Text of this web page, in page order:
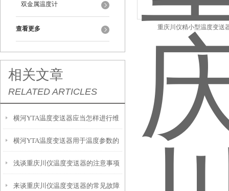
双金属温度计
查看更多
相关文章
RELATED ARTICLES
横河YTA温度变送器应当怎样进行维
护和保养？
横河YTA温度变送器用于温度参数的
测量和控制
浅谈重庆川仪温度变送器的注意事项
与特点
来谈重庆川仪温度变送器的常见故障
重庆川仪精小型温度变送